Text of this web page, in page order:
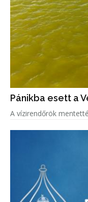
Pánikba esett a
A vízirendőrök